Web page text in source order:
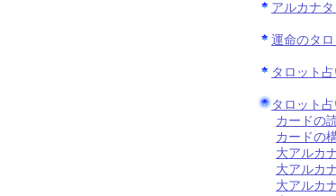
アルカナ
運命のタ
タロット
タロット
カードの
カードの
大アルカ
大アルカ
大アルカ